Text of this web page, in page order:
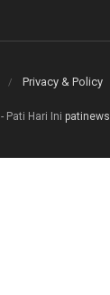
Privacy & Policy
- Pati Hari Ini patinews